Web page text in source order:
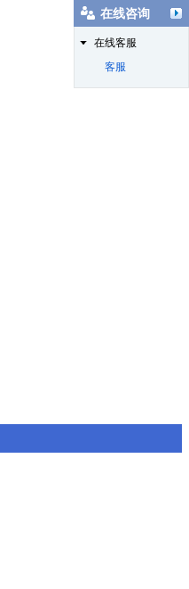
在线咨询
在线客服
客服